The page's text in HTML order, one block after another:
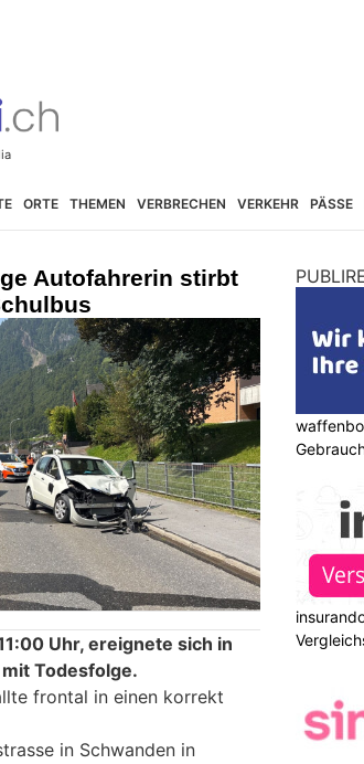
ORTE THEMEN VERBRECHEN VERKEHR PÄSSE
Autofahrerin stirbt
Uhr, ereignete sich in
Todesfolge.
frontal in einen korrekt
in Schwanden in